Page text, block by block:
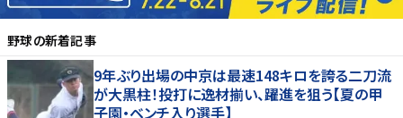
野球の新着記事
9年ぶり出場の中京は最速148キロを誇る二刀流
が大黒柱！投打に逸材揃い、躍進を狙う【夏の甲
子園・ベンチ入り選手】